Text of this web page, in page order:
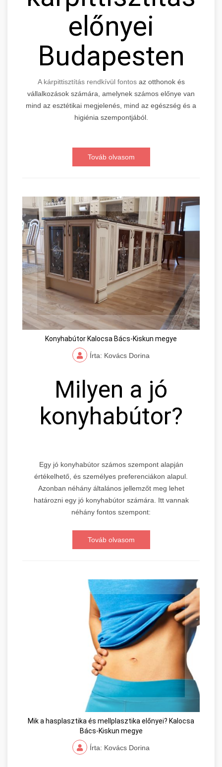
előnyei
Budapesten
A kárpittisztítás rendkívül fontosaz otthonok és
vállalkozások számára, amelynek számos előnye van
mind az esztétikai megjelenés, mind az egészség és a
higiénia szempontjából.
Továb olvasom
Konyhabútor Kalocsa Bács-Kiskun megye
Írta: Kovács Dorina
Milyen a jó
konyhabútor?
Egy jó konyhabútor számos szempont alapján
értékelhető, és személyes preferenciákon alapul.
Azonban néhány általános jellemzőt meg lehet
határozni egy jó konyhabútor számára. Itt vannak
néhány fontos szempont:
Továb olvasom
Mik a hasplasztika és mellplasztika előnyei? Kalocsa
Bács-Kiskun megye
Írta: Kovács Dorina